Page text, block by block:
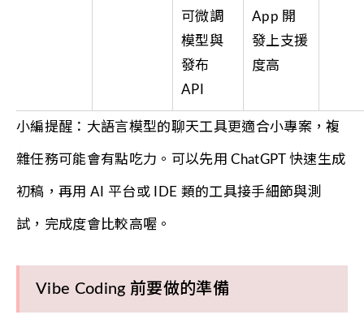
可微調
模型與
發布
API
App 開
發上支援
度高
小編提醒：大語言模型的聊天工具更適合小專案，複
雜任務可能會有點吃力。可以先用 ChatGPT 快速生成
初稿，再用 AI 平台或 IDE 類的工具接手細節與測
試，完成度會比較高喔。
Vibe Coding 前要做的準備